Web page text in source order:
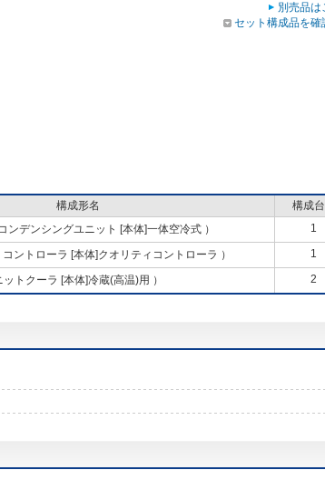
別売品は
セット構成品を確
構成形名
構成
ンデンシングユニット [本体]一体空冷式 ） 1
コントローラ [本体]クオリティコントローラ ） 1
ットクーラ [本体]冷蔵(高温)用 ） 2